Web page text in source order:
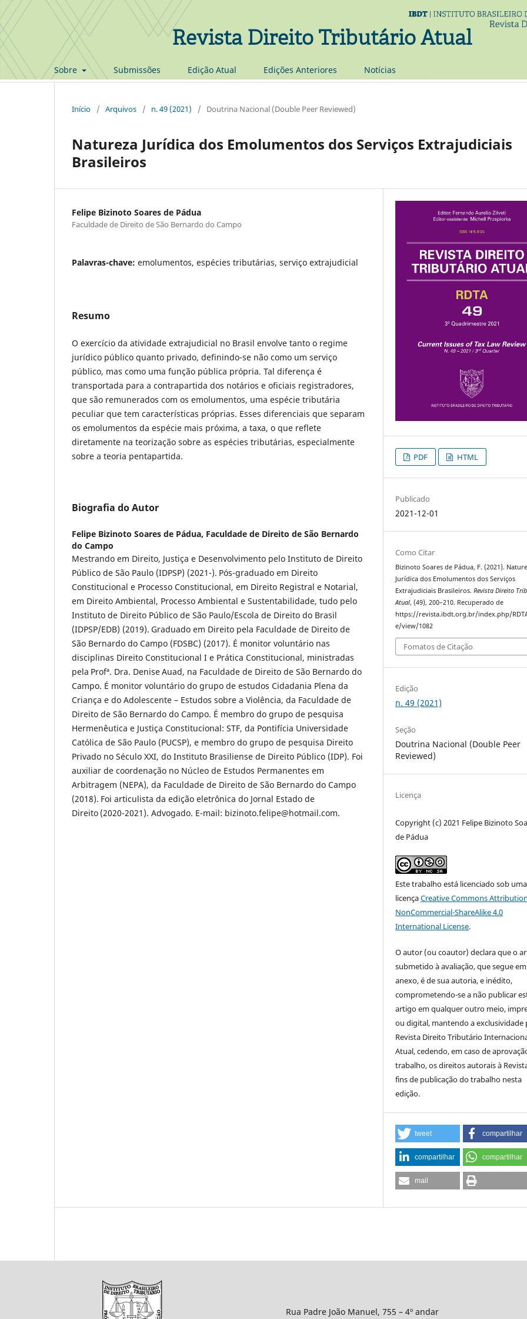
Revista Direito Tributário Atual
Sobre Submissões Edição Atual Edições Anteriores Notí­cias
Início / Arquivos / n. 49 (2021) / Doutrina Nacional (Double Peer Reviewed)
Natureza Jurídica dos Emolumentos dos Serviços Extrajudiciais
Brasileiros
Felipe Bizinoto Soares de Pádua
Faculdade de Direito de São Bernardo do Campo
Palavras-chave: emolumentos, espécies tributárias, serviço extrajudicial
Resumo
O exercício da atividade extrajudicial no Brasil envolve tanto o regime
jurídico público quanto privado, definindo-se não como um serviço
público, mas como uma função pública própria. Tal diferença é
transportada para a contrapartida dos notários e oficiais registradores,
que são remunerados com os emolumentos, uma espécie tributária
peculiar que tem características próprias. Esses diferenciais que separam
os emolumentos da espécie mais próxima, a taxa, o que reflete
diretamente na teorização sobre as espécies tributárias, especialmente
sobre a teoria pentapartida.
Biografia do Autor
Felipe Bizinoto Soares de Pádua, Faculdade de Direito de São Bernardo
do Campo
Mestrando em Direito, Justiça e Desenvolvimento pelo Instituto de Direito
Público de São Paulo (IDPSP) (2021-). Pós-graduado em Direito
Constitucional e Processo Constitucional, em Direito Registral e Notarial,
em Direito Ambiental, Processo Ambiental e Sustentabilidade, tudo pelo
Instituto de Direito Público de São Paulo/Escola de Direito do Brasil
(IDPSP/EDB) (2019). Graduado em Direito pela Faculdade de Direito de
São Bernardo do Campo (FDSBC) (2017). É monitor voluntário nas
disciplinas Direito Constitucional I e Prática Constitucional, ministradas
pela Profª. Dra. Denise Auad, na Faculdade de Direito de São Bernardo do
Campo. É monitor voluntário do grupo de estudos Cidadania Plena da
Criança e do Adolescente – Estudos sobre a Violência, da Faculdade de
Direito de São Bernardo do Campo. É membro do grupo de pesquisa
Hermenêutica e Justiça Constitucional: STF, da Pontifícia Universidade
Católica de São Paulo (PUCSP), e membro do grupo de pesquisa Direito
Privado no Século XXI, do Instituto Brasiliense de Direito Público (IDP). Foi
auxiliar de coordenação no Núcleo de Estudos Permanentes em
Arbitragem (NEPA), da Faculdade de Direito de São Bernardo do Campo
(2018). Foi articulista da edição eletrônica do Jornal Estado de
Direito (2020-2021). Advogado. E-mail: bizinoto.felipe@hotmail.com.
PDF HTML
Publicado
2021-12-01
Como Citar
Bizinoto Soares de Pádua, F. (2021).
Jurídica dos Emolumentos dos Serviços
Extrajudiciais Brasileiros.Revista Direito
Atual, (49), 200–210. Recuperado de
https://revista.ibdt.org.br/index.php/
e/view/1082
Fomatos de Citação
Edição
n. 49 (2021)
Seção
Doutrina Nacional (Double Peer
Reviewed)
Licença
Copyright (c) 2021 Felipe Bizinoto
de Pádua
Este trabalho está licenciado sob uma
licençaCreative Commons
NonCommercial-ShareAlike 4.0
International License.
O autor (ou coautor) declara que o
submetido à avaliação, que segue em
anexo, é de sua autoria, e inédito,
comprometendo-se a não publicar
artigo em qualquer outro meio,
ou digital, mantendo a exclusividade
Revista Direito Tributário
Atual, cedendo, em caso de
trabalho, os direitos autorais à
fins de publicação do trabalho nesta
edição.
tweet compartilhar
compartilhar compartilhar
mail
Rua Padre João Manuel, 755 – 4º andar